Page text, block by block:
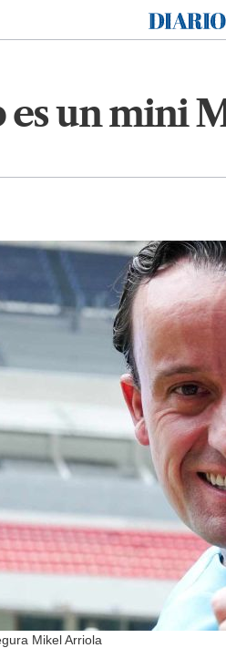
Diario de México
es un mini
Mikel Arriola